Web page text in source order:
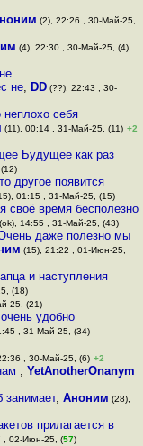
(2), 22:26 , 30-Май-25,
(4), 22:30 , 30-Май-25, (4)
не, DD(??), 22:43 , 30-
себя
(11), 00:14 , 31-Май-25, (11) +2
Будущее как раз
другое появится
01:15 , 31-Май-25, (15)
своё время бесполезно
14:55 , 31-Май-25, (43)
даже полезно мы
(15), 21:22 , 01-Июн-25,
и наступления
(18)
25, (21)
удобно
, 31-Май-25, (34)
, 30-Май-25, (6) +2
, YetAnotherOnanym
занимает, Аноним (28),
прилагается в
, 02-Июн-25, (57)